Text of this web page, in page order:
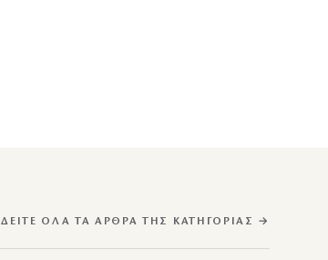
ΔΕΊΤΕ ΌΛΑ ΤΑ ΆΡΘΡΑ ΤΗΣ ΚΑΤΗΓΟΡΊΑΣ →